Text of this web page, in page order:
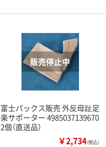
富士パックス販売 外反母趾足
楽サポーター 4985037139670
2個（直送品）
￥2,734（税込）